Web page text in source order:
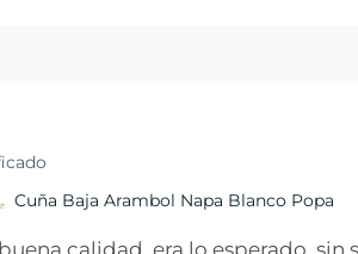
Cuña Baja Arambol Napa Blanco Popa
calidad, era lo esperado, sin